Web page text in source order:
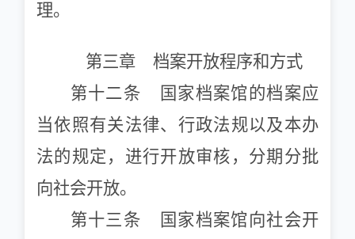
理。
第三章 档案开放程序和方式
第十二条 国家档案馆的档案应
当依照有关法律、行政法规以及本办
法的规定，进行开放审核，分期分批
向社会开放。
第十三条 国家档案馆向社会开